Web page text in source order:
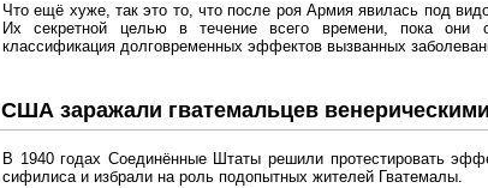
Что ещё хуже, так это то, что после роя Армия явилась под
Их секретной целью в течение всего времени, пока
классификация долговременных эффектов вызванных
США заражали гватемальцев
В 1940 годах Соединённые Штаты решили протестировать
сифилиса и избрали на роль подопытных жителей Гватемалы.